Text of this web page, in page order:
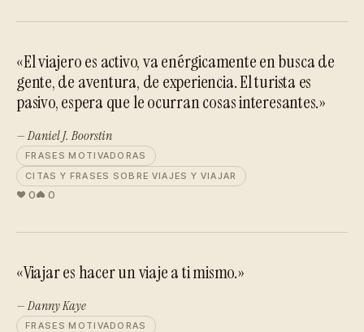
«El viajero es activo, va enérgicamente en busca de
gente, de aventura, de experiencia. El turista es
pasivo, espera que le ocurran cosas interesantes.»
— Daniel J. Boorstin
FRASES MOTIVADORAS
CITAS Y FRASES SOBRE VIAJES Y VIAJAR
0 0
«Viajar es hacer un viaje a ti mismo.»
— Danny Kaye
FRASES MOTIVADORAS